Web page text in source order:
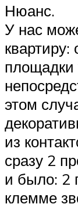
Нюанс.
У нас
квартиру:
этом
из
сразу 2
и было: 2
клемме